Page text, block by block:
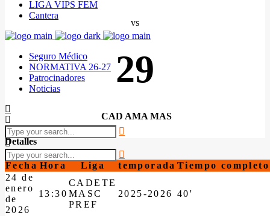
LIGA VIPS FEM
Cantera
Seguro Médico
NORMATIVA 26-27
Patrocinadores
Noticias
vs
29
CAD AMA MAS
Detalles
Fecha Hora Liga temporada Tiempo completo
24 de
enero
de
2026
13:30
CADETE
MASC
PREF
2025-2026 40'